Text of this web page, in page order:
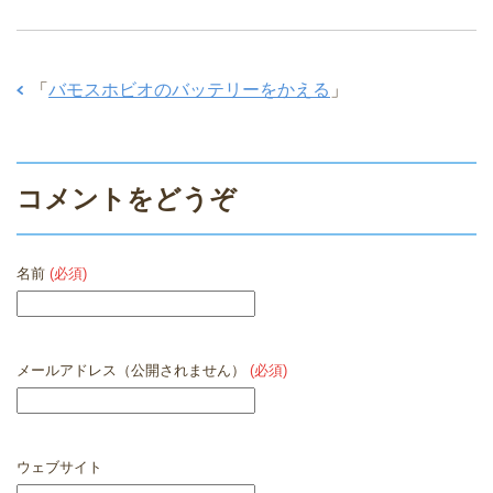
「 バモスホビオのバッテリーをかえる 」
コメントをどうぞ
名前 (必須)
メールアドレス（公開されません） (必須)
ウェブサイト